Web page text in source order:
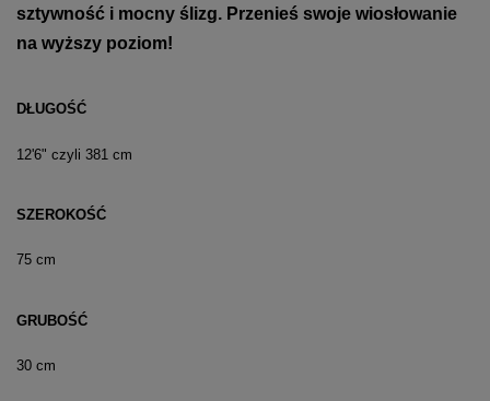
sztywność i mocny ślizg. Przenieś swoje wiosłowanie
na wyższy poziom!
DŁUGOŚĆ
12'6" czyli 381 cm
SZEROKOŚĆ
75 cm
GRUBOŚĆ
30 cm